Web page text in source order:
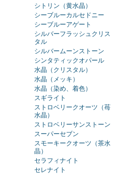
シトリン（黄水晶）
シーブルーカルセドニー
シーブルーアゲート
シルバーフラッシュクリス
タル
シルバームーンストーン
シンタティックオパール
水晶（クリスタル）
水晶（メッキ）
水晶（染め、着色）
スギライト
ストロベリークオーツ（苺
水晶）
ストロベリーサンストーン
スーパーセブン
スモーキークオーツ（茶水
晶）
セラフィナイト
セレナイト